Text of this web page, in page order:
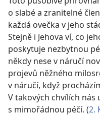
o slabé a zranitelné
každá ovečka v jeho
Stejně i Jehova ví, co
poskytuje nezbytnou
někdy nese v náručí
projevů něžného
v náručí, když
V takových chvílích nás
s mimořádnou péčí. (2.